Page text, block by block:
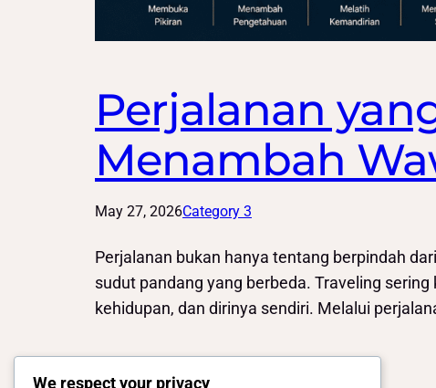
Perjalanan
Menambah
May 27, 2026Category 3
Perjalanan bukan hanya tentang berpindah
sudut pandang yang berbeda. Traveling
kehidupan, dan dirinya sendiri. Melalui
We respect your privacy